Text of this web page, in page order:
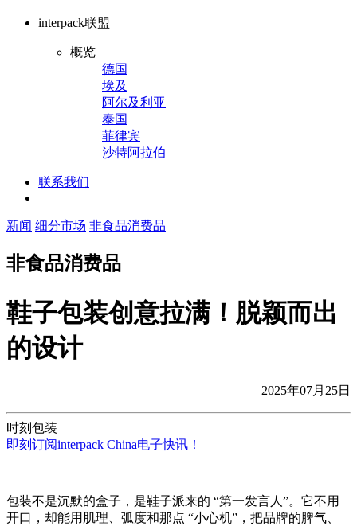
interpack联盟
概览
德国
埃及
阿尔及利亚
泰国
菲律宾
沙特阿拉伯
联系我们
新闻 细分市场 非食品消费品
非食品消费品
鞋子包装创意拉满！脱颖而出
的设计
2025年07月25日
时刻包装
即刻订阅interpack China电子快讯！
包装不是沉默的盒子，是鞋子派来的 “第一发言人”。它不用
开口，却能用肌理、弧度和那点 “小心机”，把品牌的脾气、